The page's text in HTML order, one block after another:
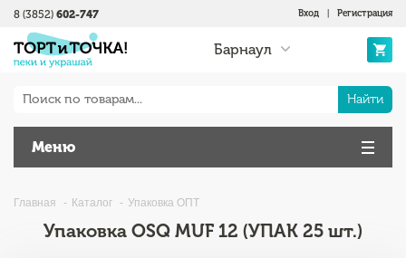
Вход Регистрация
Барнаул
8 (3852) 602-747
Найти
Меню
Главная Каталог Упаковка ОПТ
Упаковка OSQ MUF 12 (УПАК 25 шт.)